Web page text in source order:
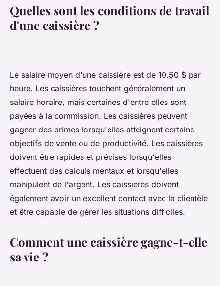
Quelles sont les conditions de travail
d'une caissière ?
Le salaire moyen d'une caissière est de 10.50 $ par
heure. Les caissières touchent généralement un
salaire horaire, mais certaines d'entre elles sont
payées à la commission. Les caissières peuvent
gagner des primes lorsqu'elles atteignent certains
objectifs de vente ou de productivité. Les caissières
doivent être rapides et précises lorsqu'elles
effectuent des calculs mentaux et lorsqu'elles
manipulent de l'argent. Les caissières doivent
également avoir un excellent contact avec la clientèle
et être capable de gérer les situations difficiles.
Comment une caissière gagne-t-elle
sa vie ?